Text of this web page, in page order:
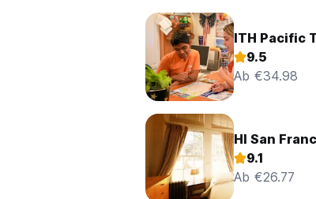
ITH Pacific
9.5
Ab €34.98
HI San
9.1
Ab €26.77